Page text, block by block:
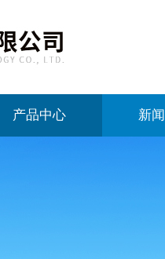
产品中心 新